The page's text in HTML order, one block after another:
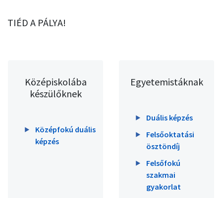
TIÉD A PÁLYA!
Középiskolába
készülőknek
Középfokú duális
képzés
Egyetemistáknak
Duális képzés
Felsőoktatási
ösztöndíj
Felsőfokú
szakmai
gyakorlat